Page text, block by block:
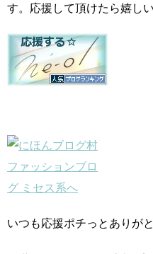
す。応援して頂けたら嬉し
いつも応援ポチっとありが